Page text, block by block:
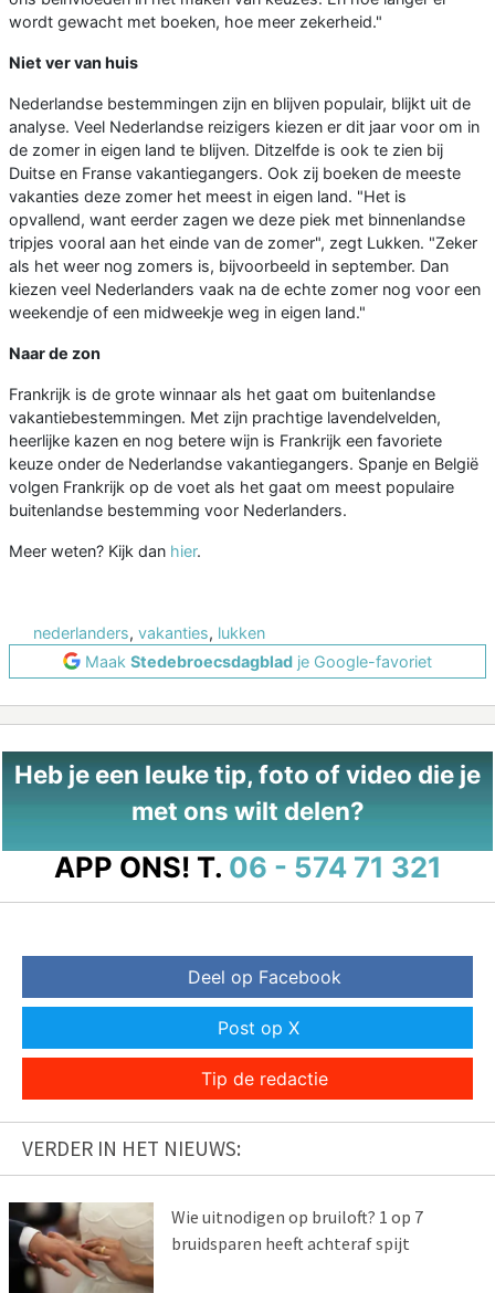
wordt gewacht met boeken, hoe meer zekerheid."
Niet ver van huis
Nederlandse bestemmingen zijn en blijven populair, blijkt uit de
analyse. Veel Nederlandse reizigers kiezen er dit jaar voor om in
de zomer in eigen land te blijven. Ditzelfde is ook te zien bij
Duitse en Franse vakantiegangers. Ook zij boeken de meeste
vakanties deze zomer het meest in eigen land. "Het is
opvallend, want eerder zagen we deze piek met binnenlandse
tripjes vooral aan het einde van de zomer", zegt Lukken. "Zeker
als het weer nog zomers is, bijvoorbeeld in september. Dan
kiezen veel Nederlanders vaak na de echte zomer nog voor een
weekendje of een midweekje weg in eigen land."
Naar de zon
Frankrijk is de grote winnaar als het gaat om buitenlandse
vakantiebestemmingen. Met zijn prachtige lavendelvelden,
heerlijke kazen en nog betere wijn is Frankrijk een favoriete
keuze onder de Nederlandse vakantiegangers. Spanje en België
volgen Frankrijk op de voet als het gaat om meest populaire
buitenlandse bestemming voor Nederlanders.
Meer weten? Kijk dan hier.
nederlanders, vakanties, lukken
Maak Stedebroecsdagblad je Google-favoriet
Heb je een leuke tip, foto of video die je
met ons wilt delen?
APP ONS! T. 06 - 574 71 321
Deel op Facebook
Post op X
Tip de redactie
VERDER IN HET NIEUWS:
Wie uitnodigen op bruiloft? 1 op 7
bruidsparen heeft achteraf spijt